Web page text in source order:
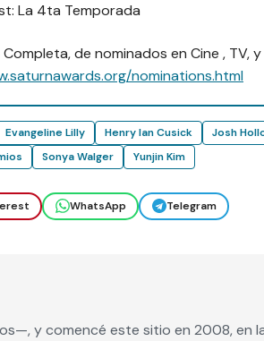
La 4ta Temporada
de nominados en Cine , TV, y
nominations.html
Evangeline Lilly Henry Ian Cusick Josh
Sonya Walger Yunjin Kim
WhatsApp Telegram
y comencé este sitio en 2008, en